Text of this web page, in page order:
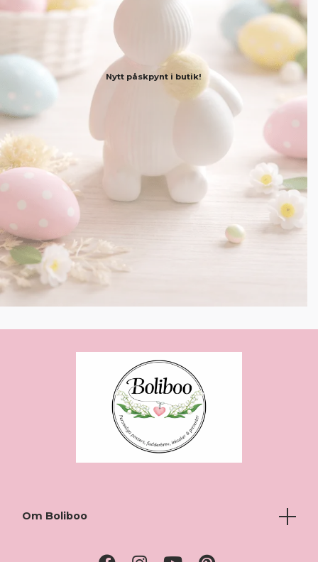
Nytt påskpynt i butik!
Om Boliboo